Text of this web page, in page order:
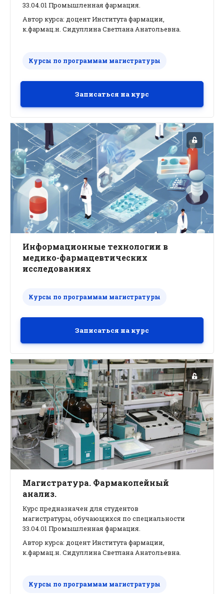
33.04.01 Промышленная фармация.
Автор курса: доцент Института фармации,
к.фармац.н. Сидуллина Светлана Анатольевна.
Курсы по программам магистратуры
Записаться на курс
Информационные технологии в
медико-фармацевтических
исследованиях
Курсы по программам магистратуры
Записаться на курс
Магистратура. Фармакопейный
анализ.
Курс предназначен для студентов
магистратуры, обучающихся по специальности
33.04.01 Промышленная фармация.
Автор курса: доцент Института фармации,
к.фармац.н. Сидуллина Светлана Анатольевна.
Курсы по программам магистратуры